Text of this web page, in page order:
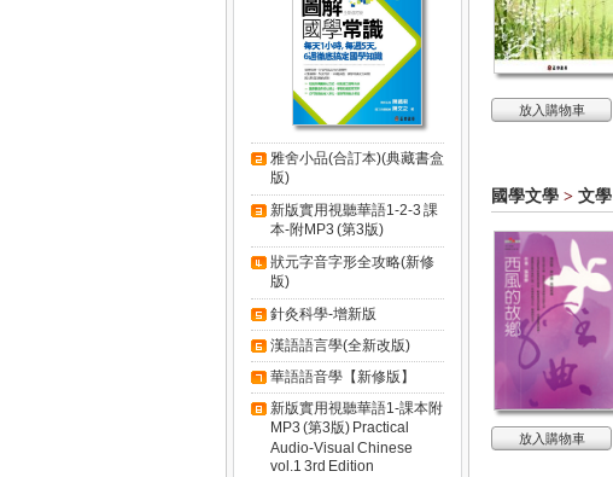
放入購物車
國學文學 > 文學
放入購物車
雅舍小品(合訂本)(典藏書盒
版)
新版實用視聽華語1-2-3 課
本-附MP3 (第3版)
狀元字音字形全攻略(新修
版)
針灸科學-增新版
漢語語言學(全新改版)
華語語音學【新修版】
新版實用視聽華語1-課本附
MP3 (第3版) Practical
Audio-Visual Chinese
vol.1 3rd Edition